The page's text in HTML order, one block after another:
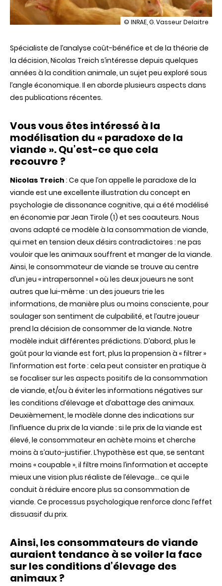
illustration
de
viande
:
aimer
et
© INRAE, G. Vasseur Delaitre
Spécialiste de l’analyse coût-bénéfice et de la théorie de
la décision, Nicolas Treich s’intéresse depuis quelques
années à la condition animale, un sujet peu exploré sous
l’angle économique. Il en aborde plusieurs aspects dans
des publications récentes.
Vous vous êtes intéressé à la
modélisation du « paradoxe de la
viande ». Qu’est-ce que cela
recouvre ?
Nicolas Treich : Ce que l’on appelle le paradoxe de la
viande est une excellente illustration du concept en
psychologie de dissonance cognitive, qui a été modélisé
en économie par Jean Tirole (1) et ses coauteurs. Nous
avons adapté ce modèle à la consommation de viande,
qui met en tension deux désirs contradictoires : ne pas
vouloir que les animaux souffrent et manger de la viande.
Ainsi, le consommateur de viande se trouve au centre
d’un jeu « intrapersonnel » où les deux joueurs ne sont
autres que lui-même : un des joueurs trie les
informations, de manière plus ou moins consciente, pour
soulager son sentiment de culpabilité, et l’autre joueur
prend la décision de consommer de la viande. Notre
modèle induit différentes prédictions. D’abord, plus le
goût pour la viande est fort, plus la propension à « filtrer »
l’information est forte : cela peut consister en pratique à
se focaliser sur les aspects positifs de la consommation
de viande, et/ou à éviter les informations négatives sur
les conditions d’élevage et d’abattage des animaux.
Deuxièmement, le modèle donne des indications sur
l’influence du prix de la viande : si le prix de la viande est
élevé, le consommateur en achète moins et cherche
moins à s’auto-justifier. L’hypothèse est que, se sentant
moins « coupable », il filtre moins l’information et accepte
mieux une vision plus réaliste de l’élevage… ce qui le
conduit à réduire encore plus sa consommation de
viande. Ce processus psychologique renforce donc l’effet
dissuasif du prix.
Ainsi, les consommateurs de viande
auraient tendance à se voiler la face
sur les conditions d’élevage des
animaux ?